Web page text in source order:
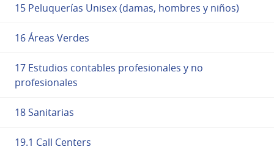
15 Peluquerías Unisex (damas, hombres y niños)
16 Áreas Verdes
17 Estudios contables profesionales y no
profesionales
18 Sanitarias
19.1 Call Centers